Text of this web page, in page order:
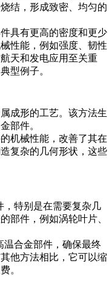
结，形成致密、均匀的
具有更高的密度和更少
性能，例如强度、韧性
天和发电应用至关重
型例子。
成形的工艺。该方法生
部件。
机械性能，改善了其在
复杂的几何形状，这些
，特别是在需要复杂几
部件，例如涡轮叶片、
温合金部件，确保最终
他方法相比，它可以缩
。